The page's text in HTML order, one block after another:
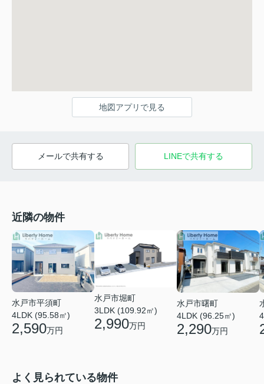
地図アプリで見る
メールで共有する LINEで共有する
近隣の物件
水戸市平須町
4LDK (95.58㎡)
2,590万円
水戸市堀町
3LDK (109.92㎡)
2,990万円
水戸市曙町
4LDK (96.25㎡)
2,290万円
よく見られている物件